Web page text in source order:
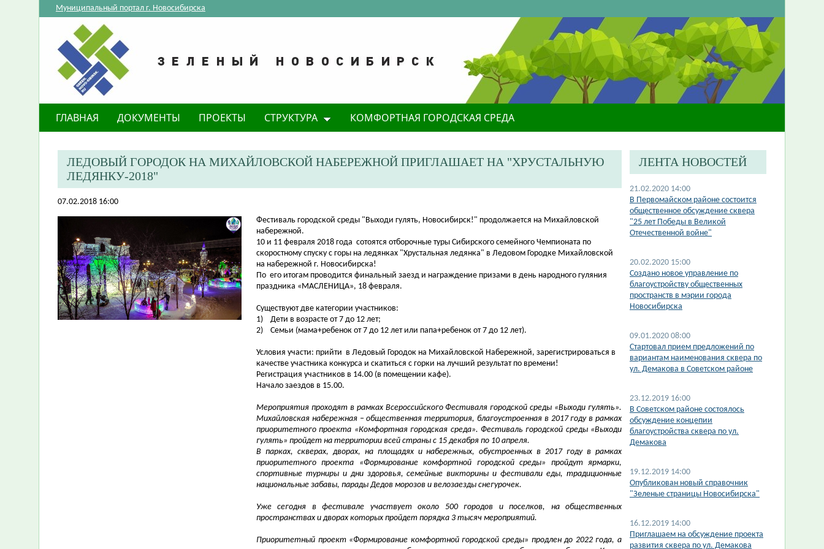
Муниципальный портал г. Новосибирска
ГЛАВНАЯ ДОКУМЕНТЫ ПРОЕКТЫ СТРУКТУРА КОМФОРТНАЯ ГОРОДСКАЯ СРЕДА
ЛЕДОВЫЙ ГОРОДОК НА МИХАЙЛОВСКОЙ НАБЕРЕЖНОЙ ПРИГЛАШАЕТ НА "ХРУСТАЛЬНУЮ
ЛЕДЯНКУ-2018"
07.02.2018 16:00
​Фестиваль городской среды "Выходи гулять, Новосибирск!" продолжается на Михайловской
набережной.
10 и 11 февраля 2018 года сотоятся отборочные туры Сибирского семейного Чемпионата по
скоростному спуску с горы на ледянках "Хрустальная ледянка" в Ледовом Городке Михайловской
на набережной г. Новосибирска!
По его итогам проводится финальный заезд и награждение призами в день народного гуляния
праздника «МАСЛЕНИЦА», 18 февраля.
Существуют две категории участников:
1)
Дети в возрасте от 7 до 12 лет;
2)
Семьи (мама+ребенок от 7 до 12 лет или папа+ребенок от 7 до 12 лет).
Условия участи: прийти в Ледовый Городок на Михайловской Набережной, зарегистрироваться в
качестве участника конкурса и скатиться с горки на лучший результат по времени!
Регистрация участников в 14.00 (в помещении кафе).
Начало заездов в 15.00.
Мероприятия проходят в рамках Всероссийского Фестиваля городской среды «Выходи гулять».
Михайловская набережная – общественная территория, благоустроенная в 2017 году в рамках
приоритетного проекта «Комфортная городская среда». Фестиваль городской среды «Выходи
гулять» пройдет на территории всей страны с 15 декабря по 10 апреля.
В парках, скверах, дворах, на площадях и набережных, обустроенных в 2017 году в рамках
приоритетного проекта «Формирование комфортной городской среды» пройдут ярмарки,
спортивные турниры и дни здоровья, семейные викторины и фестивали еды, традиционные
национальные забавы, парады Дедов морозов и велозаезды снегурочек.
Уже сегодня в фестивале участвует около 500 городов и поселков, на общественных
пространствах и дворах которых пройдет порядка 3 тысяч мероприятий.
Приоритетный проект «Формирование комфортной городской среды» продлен до 2022 года, а
ЛЕНТА НОВОСТЕЙ
21.02.2020 14:00
В Первомайском районе состоится
общественное обсуждение сквера
"25 лет Победы в Великой
Отечественной войне"
20.02.2020 15:00
Создано новое управление по
благоустройству общественных
пространств в мэрии города
Новосибирска
09.01.2020 08:00
Стартовал прием предложений по
вариантам наименования сквера по
ул. Демакова в Советском районе
23.12.2019 16:00
В Советском районе состоялось
обсуждение концепии
благоустройства сквера по ул.
Демакова
19.12.2019 14:00
Опубликован новый справочник
"Зеленые страницы Новосибирска"
16.12.2019 14:00
Приглашаем на обсуждение проекта
развития сквера по ул. Демакова